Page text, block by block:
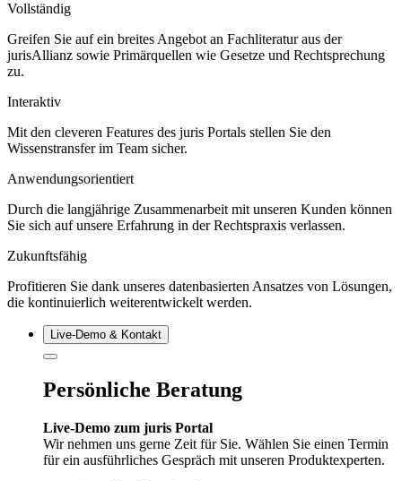
Vollständig
Greifen Sie auf ein breites Angebot an Fachliteratur aus der
jurisAllianz sowie Primärquellen wie Gesetze und Rechtsprechung
zu.
Interaktiv
Mit den cleveren Features des juris Portals stellen Sie den
Wissenstransfer im Team sicher.
Anwendungsorientiert
Durch die langjährige Zusammenarbeit mit unseren Kunden können
Sie sich auf unsere Erfahrung in der Rechtspraxis verlassen.
Zukunftsfähig
Profitieren Sie dank unseres datenbasierten Ansatzes von Lösungen,
die kontinuierlich weiterentwickelt werden.
Live‑Demo & Kontakt
Persönliche Beratung
Live-Demo zum juris Portal
Wir nehmen uns gerne Zeit für Sie. Wählen Sie einen Termin
für ein ausführliches Gespräch mit unseren Produktexperten.